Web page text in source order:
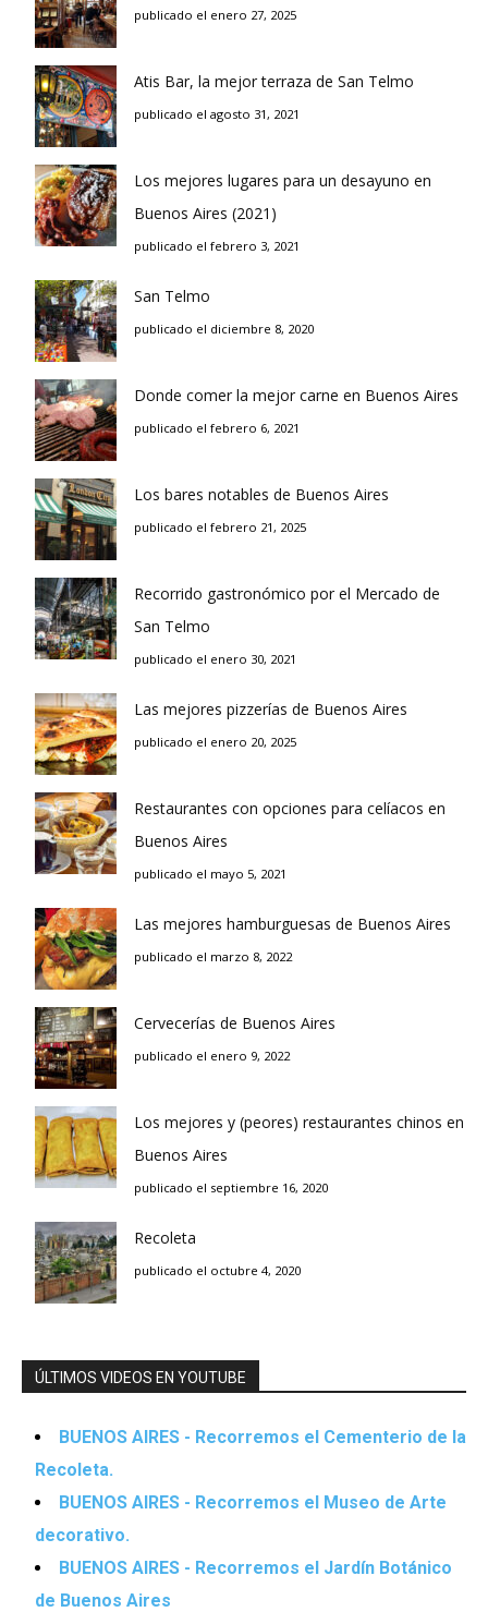
publicado el enero 27, 2025
Atis Bar, la mejor terraza de San Telmo
publicado el agosto 31, 2021
Los mejores lugares para un desayuno en
Buenos Aires (2021)
publicado el febrero 3, 2021
San Telmo
publicado el diciembre 8, 2020
Donde comer la mejor carne en Buenos Aires
publicado el febrero 6, 2021
Los bares notables de Buenos Aires
publicado el febrero 21, 2025
Recorrido gastronómico por el Mercado de
San Telmo
publicado el enero 30, 2021
Las mejores pizzerías de Buenos Aires
publicado el enero 20, 2025
Restaurantes con opciones para celíacos en
Buenos Aires
publicado el mayo 5, 2021
Las mejores hamburguesas de Buenos Aires
publicado el marzo 8, 2022
Cervecerías de Buenos Aires
publicado el enero 9, 2022
Los mejores y (peores) restaurantes chinos en
Buenos Aires
publicado el septiembre 16, 2020
Recoleta
publicado el octubre 4, 2020
ÚLTIMOS VIDEOS EN YOUTUBE
BUENOS AIRES - Recorremos el Cementerio de la
Recoleta.
BUENOS AIRES - Recorremos el Museo de Arte
decorativo.
BUENOS AIRES - Recorremos el Jardín Botánico
de Buenos Aires